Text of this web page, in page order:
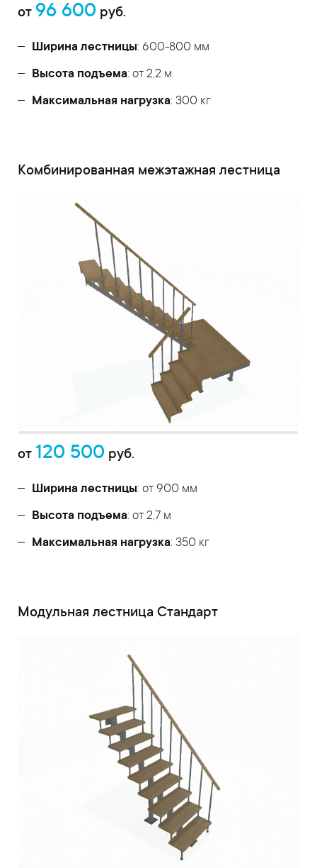
от 96 600 руб.
Ширина лестницы: 600-800 мм
Высота подъема: от 2,2 м
Максимальная нагрузка: 300 кг
Комбинированная межэтажная лестница
от 120 500 руб.
Ширина лестницы: от 900 мм
Высота подъема: от 2,7 м
Максимальная нагрузка: 350 кг
Модульная лестница Стандарт